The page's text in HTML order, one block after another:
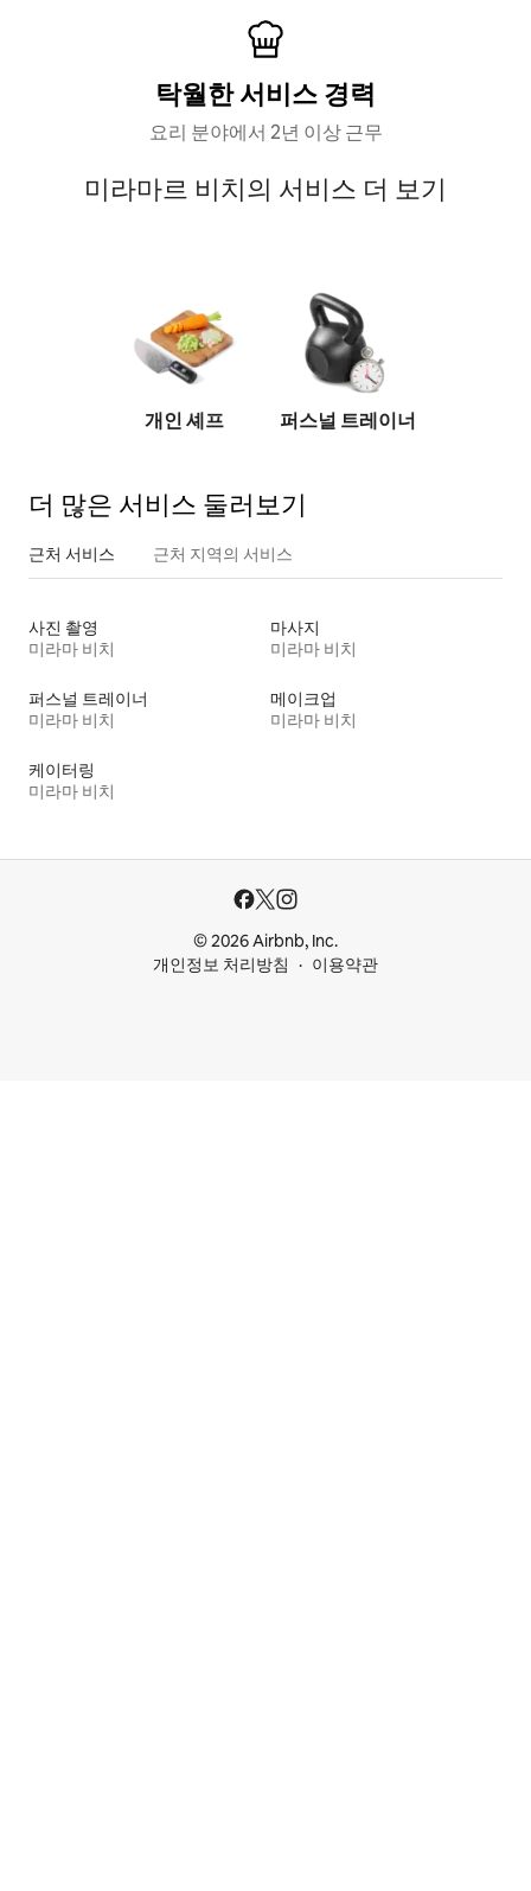
탁월한 서비스 경력
요리 분야에서 2년 이상 근무
미라마르 비치의 서비스 더 보기
개인 셰프 퍼스널 트레이너
더 많은 서비스 둘러보기
근처 서비스 근처 지역의 서비스
사진 촬영
미라마 비치
마사지
미라마 비치
퍼스널 트레이너
미라마 비치
메이크업
미라마 비치
케이터링
미라마 비치
© 2026 Airbnb, Inc.
개인정보 처리방침
이용약관